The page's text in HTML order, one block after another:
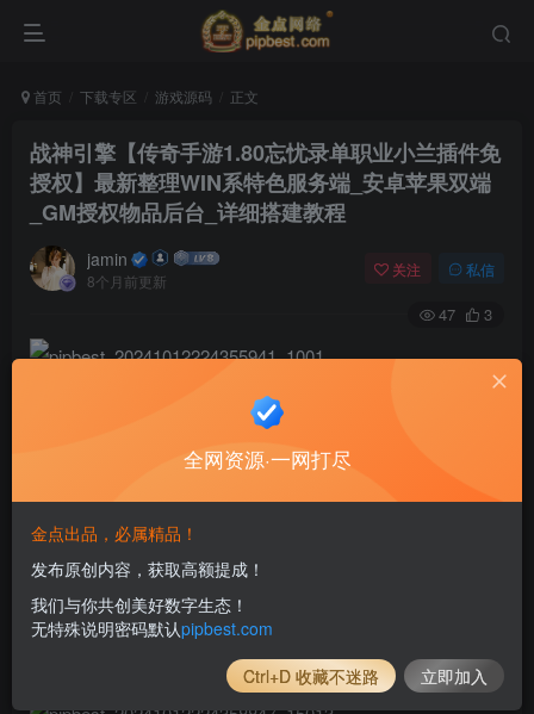
首页 下载专区 游戏源码 正文
战神引擎【传奇手游1.80忘忧录单职业小兰插件免
授权】最新整理WIN系特色服务端_安卓苹果双端
_GM授权物品后台_详细搭建教程
jamin
8个月前更新
关注 私信
47 3
全网资源·一网打尽
金点出品，必属精品！
发布原创内容，获取高额提成！
我们与你共创美好数字生态！
无特殊说明密码默认pipbest.com
Ctrl+D 收藏不迷路 立即加入